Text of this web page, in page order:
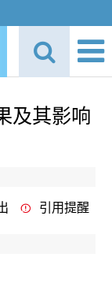
及其影响
引用提醒